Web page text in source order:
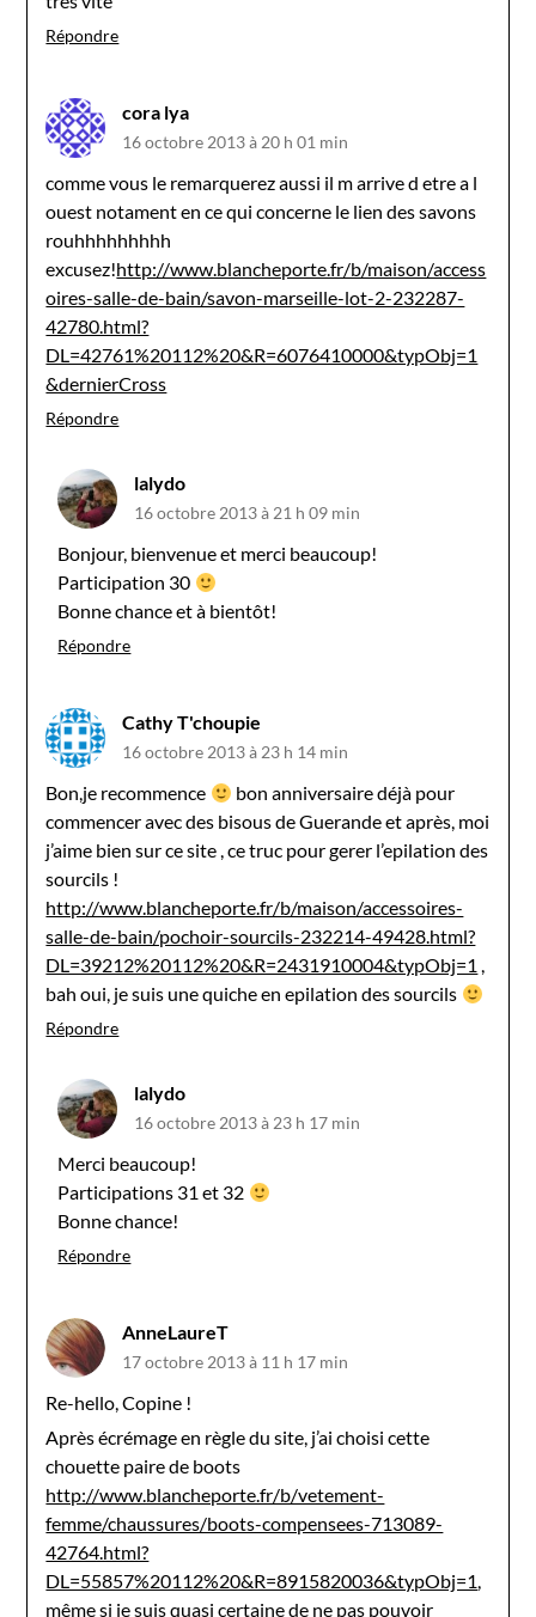
Répondre
cora lya
16 octobre 2013 à 20 h 01 min
comme vous le remarquerez aussi il m arrive d etre a l
ouest notament en ce qui concerne le lien des savons
rouhhhhhhhhh
excusez!http://www.blancheporte.fr/b/maison/access
oires-salle-de-bain/savon-marseille-lot-2-232287-
42780.html?
DL=42761%20112%20&R=6076410000&typObj=1
&dernierCross
Répondre
lalydo
16 octobre 2013 à 21 h 09 min
Bonjour, bienvenue et merci beaucoup!
Participation 30
Bonne chance et à bientôt!
Répondre
Cathy T'choupie
16 octobre 2013 à 23 h 14 min
Bon,je recommence
bon anniversaire déjà pour
commencer avec des bisous de Guerande et après, moi
j’aime bien sur ce site , ce truc pour gerer l’epilation des
sourcils !
http://www.blancheporte.fr/b/maison/accessoires-
salle-de-bain/pochoir-sourcils-232214-49428.html?
DL=39212%20112%20&R=2431910004&typObj=1 ,
bah oui, je suis une quiche en epilation des sourcils
Répondre
lalydo
16 octobre 2013 à 23 h 17 min
Merci beaucoup!
Participations 31 et 32
Bonne chance!
Répondre
AnneLaureT
17 octobre 2013 à 11 h 17 min
Re-hello, Copine !
Après écrémage en règle du site, j’ai choisi cette
chouette paire de boots
http://www.blancheporte.fr/b/vetement-
femme/chaussures/boots-compensees-713089-
42764.html?
DL=55857%20112%20&R=8915820036&typObj=1,
même si je suis quasi certaine de ne pas pouvoir